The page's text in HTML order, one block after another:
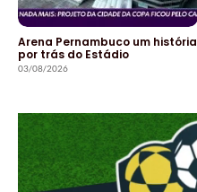
Arena Pernambuco um história
por trás do Estádio
03/08/2026